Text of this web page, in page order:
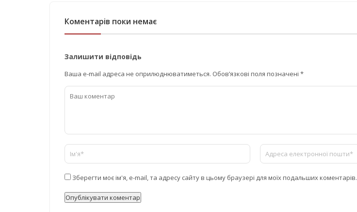
Коментарів поки немає
Залишити відповідь
Ваша e-mail адреса не оприлюднюватиметься. Обов’язкові поля позначені *
Зберегти моє ім'я, e-mail, та адресу сайту в цьому браузері для моїх подальших коментарів.